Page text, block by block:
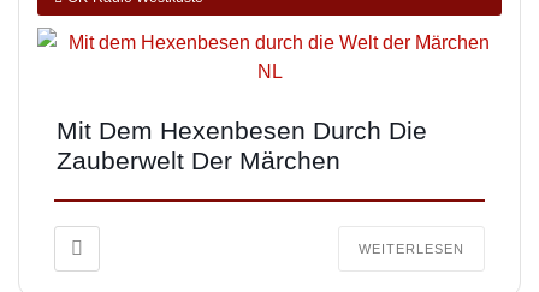
Mit Dem Hexenbesen Durch Die
Zauberwelt Der Märchen
WEITERLESEN